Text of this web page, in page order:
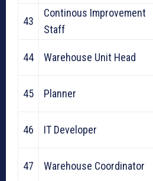
43
Continous Improvement
Staff
44 Warehouse Unit Head
45 Planner
46 IT Developer
47 Warehouse Coordinator